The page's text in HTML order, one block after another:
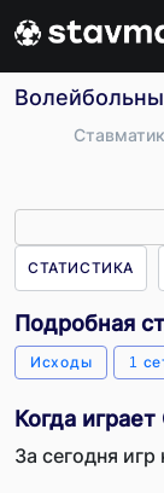
Ставматик
СТАТИСТИКА
Подробная
Исходы 1
Когда
За сегодня игр